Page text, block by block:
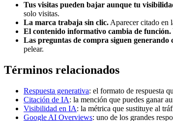
Tus visitas pueden bajar aunque tu
solo visitas.
La marca trabaja sin clic.Aparecer citado en
El contenido informativo cambia de función.
Las preguntas de compra siguen generando
pelear.
Términos relacionados
Respuesta generativa: el formato de respuesta
Citación de IA: la mención que puedes ganar
Visibilidad en IA: la métrica que sustituye al
Google AI Overviews: uno de los grandes